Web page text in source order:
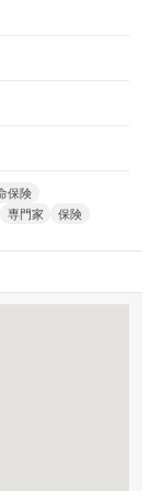
保険
専門家 保険